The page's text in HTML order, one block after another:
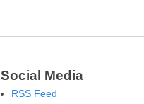
Social Media
RSS Feed